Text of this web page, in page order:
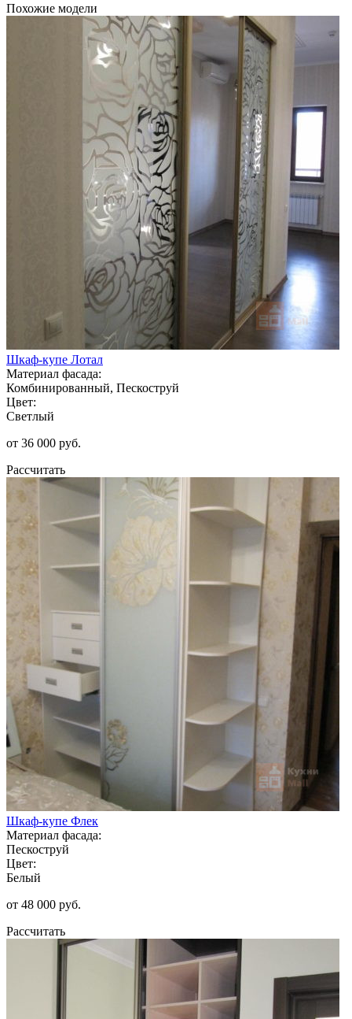
Похожие модели
Шкаф-купе Лотал
Материал фасада:
Комбинированный, Пескоструй
Цвет:
Светлый
от 36 000 руб.
Рассчитать
Шкаф-купе Флек
Материал фасада:
Пескоструй
Цвет:
Белый
от 48 000 руб.
Рассчитать